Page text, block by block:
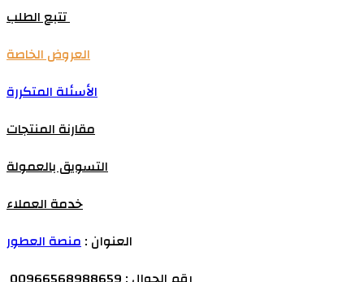
تتبع الطلب
العروض الخاصة
الأسئلة المتكررة
مقارنة المنتجات
التسويق بالعمولة
خدمة العملاء
العنوان :منصة العطور